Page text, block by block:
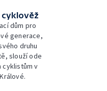
cyklověž
dům pro
generace,
druhu
slouží ode
cyklistům v